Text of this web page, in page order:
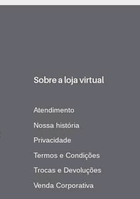
Sobre a loja virtual
Atendimento
Nossa história
Privacidade
Termos e Condições
Trocas e Devoluções
Venda Corporativa